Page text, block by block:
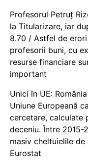
Profesorul Petruț
la Titularizare, iar
8.70 / Astfel de
profesorii buni, cu
resurse financiare
important
Unici în UE:
Uniune Europeană
cercetare, calculate
deceniu. Între
masiv cheltuielile
Eurostat